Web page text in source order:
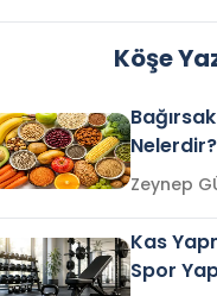
Köşe
Nelerdir?
Kas
Spor